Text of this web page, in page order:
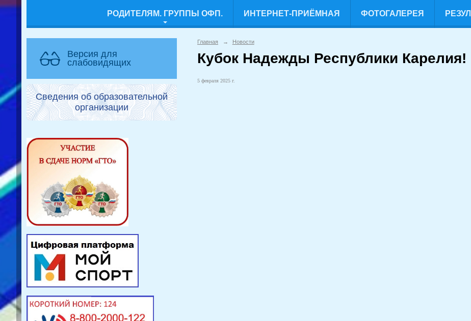
РОДИТЕЛЯМ. ГРУППЫ ОФП. ИНТЕРНЕТ-ПРИЁМНАЯ ФОТОГАЛЕРЕЯ
Версия для
слабовидящих
Сведения об образовательной
организации
Главная → Новости
Кубок Надежды Республики Карелия!
5 февраля 2025 г.